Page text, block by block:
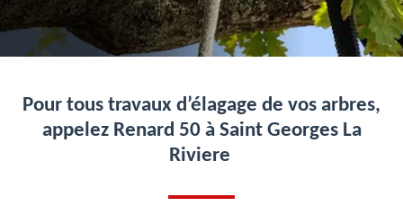
Pour tous travaux d’élagage de vos arbres,
appelez Renard 50 à Saint Georges La
Riviere